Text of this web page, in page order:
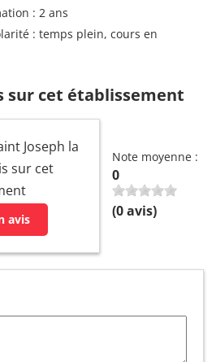
: 2 ans
: temps plein, cours en
sur cet établissement
Joseph la
sur cet
avis
Note moyenne :
0
(0avis)